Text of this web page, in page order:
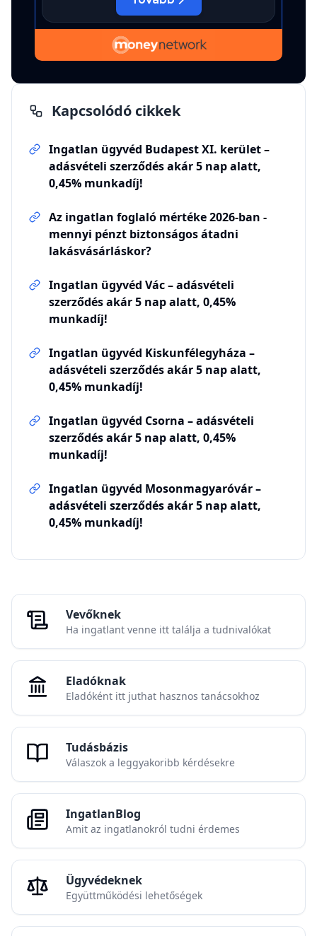
Kapcsolódó cikkek
Ingatlan ügyvéd Budapest XI. kerület –
adásvételi szerződés akár 5 nap alatt,
0,45% munkadíj!
Az ingatlan foglaló mértéke 2026-ban -
mennyi pénzt biztonságos átadni
lakásvásárláskor?
Ingatlan ügyvéd Vác – adásvételi
szerződés akár 5 nap alatt, 0,45%
munkadíj!
Ingatlan ügyvéd Kiskunfélegyháza –
adásvételi szerződés akár 5 nap alatt,
0,45% munkadíj!
Ingatlan ügyvéd Csorna – adásvételi
szerződés akár 5 nap alatt, 0,45%
munkadíj!
Ingatlan ügyvéd Mosonmagyaróvár –
adásvételi szerződés akár 5 nap alatt,
0,45% munkadíj!
Vevőknek
Ha ingatlant venne itt találja a tudnivalókat
Eladóknak
Eladóként itt juthat hasznos tanácsokhoz
Tudásbázis
Válaszok a leggyakoribb kérdésekre
IngatlanBlog
Amit az ingatlanokról tudni érdemes
Ügyvédeknek
Együttműködési lehetőségek